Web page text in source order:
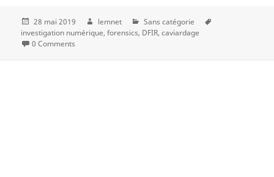
28 mai 2019 lemnet
Sans catégorie
investigation numérique forensics DFIR caviardage
0 Comments